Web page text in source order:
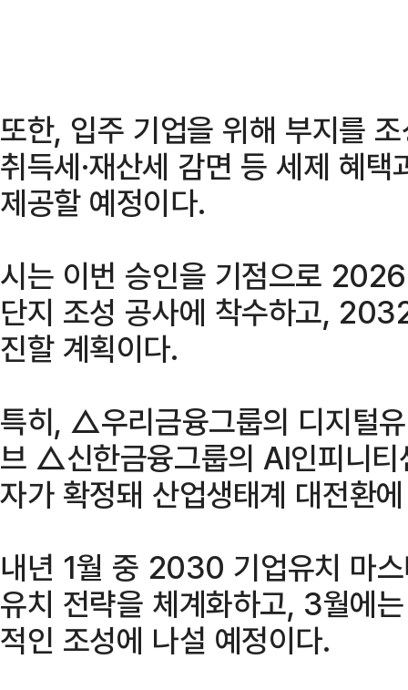
또한, 입주 기업을 위해 부지를
취득세·재산세 감면 등 세제 혜
제공할 예정이다.
시는 이번 승인을 기점으로
단지 조성 공사에 착수하고,
진할 계획이다.
특히, △우리금융그룹의 디지털
브 △신한금융그룹의 AI인피니
자가 확정돼 산업생태계 대전환
내년 1월 중 2030 기업유치 마
유치 전략을 체계화하고, 3월에
적인 조성에 나설 예정이다.